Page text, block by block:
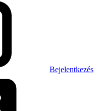
Bejelentkezés